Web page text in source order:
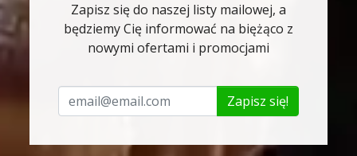
Zapisz się do naszej listy mailowej, a
będziemy Cię informować na biężąco z
nowymi ofertami i promocjami
Zapisz się!